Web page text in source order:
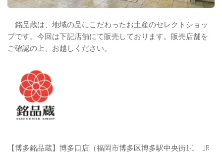
銘品蔵は、地域の品にこだわったお土産のセレクトショッ
プです。今回は下記店舗にて販売しております。販売店舗を
ご確認の上、お越しください。
【博多銘品蔵】博多口店（福岡市博多区博多駅中央街1-1 JR